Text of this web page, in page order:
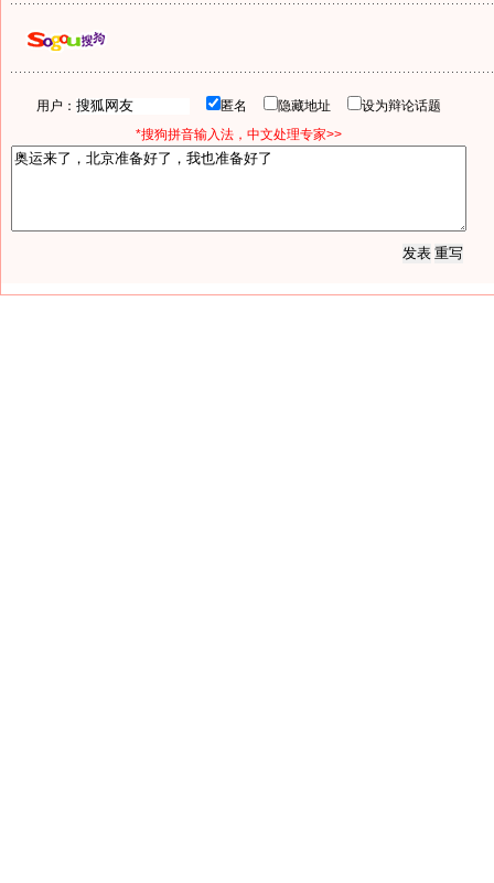
用户： 匿名 隐藏地址
设为辩论话题
*搜狗拼音输入法，中文处理专家>>